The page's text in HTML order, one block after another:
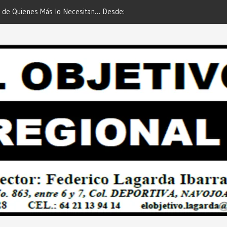
de Quienes Más lo Necesitan… Desde:
Regional”.
AUTOMÓVIL DODGE
Regional”.